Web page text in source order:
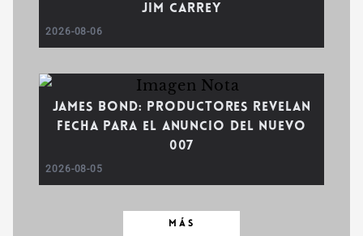
Jim Carrey
2026-08-06
James Bond: Productores revelan
fecha para el anuncio del nuevo
007
2026-08-05
MÁS